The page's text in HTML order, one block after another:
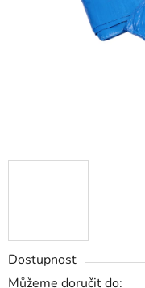
Dostupnost
Můžeme doručit do: